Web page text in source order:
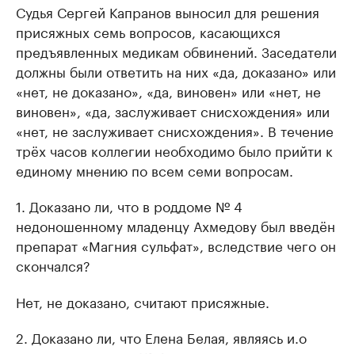
Судья Сергей Капранов выносил для решения
присяжных семь вопросов, касающихся
предъявленных медикам обвинений. Заседатели
должны были ответить на них «да, доказано» или
«нет, не доказано», «да, виновен» или «нет, не
виновен», «да, заслуживает снисхождения» или
«нет, не заслуживает снисхождения». В течение
трёх часов коллегии необходимо было прийти к
единому мнению по всем семи вопросам.
1. Доказано ли, что в роддоме № 4
недоношенному младенцу Ахмедову был введён
препарат «Магния сульфат», вследствие чего он
скончался?
Нет, не доказано, считают присяжные.
2. Доказано ли, что Елена Белая, являясь и.о